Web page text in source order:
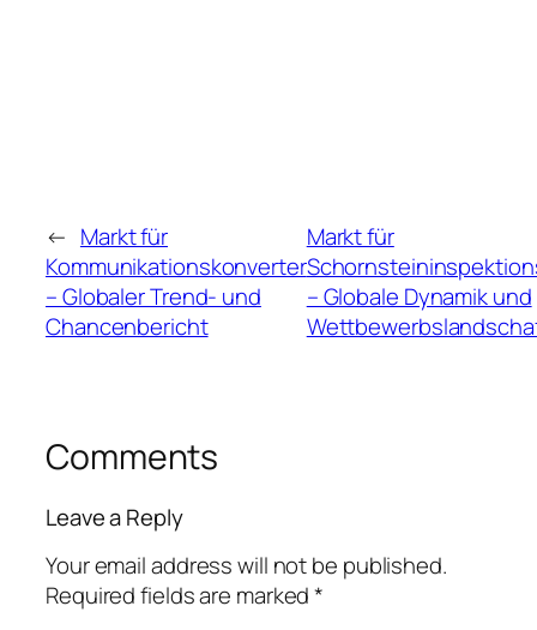
← Markt für
Kommunikationskonverter
– Globaler Trend- und
Chancenbericht
Markt für
– Globale Dynamik und
Comments
Leave a Reply
Your email address will not be published.
Required fields are marked*